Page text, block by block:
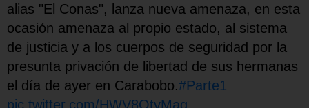
alias "El Conas", lanza nueva amenaza, en esta
ocasión amenaza al propio estado, al sistema
de justicia y a los cuerpos de seguridad por la
presunta privación de libertad de sus hermanas
el día de ayer en Carabobo.#Parte1
pic.twitter.com/HWV8OtvMaq